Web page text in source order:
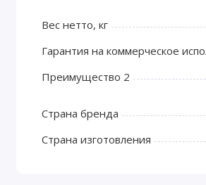
Вес нетто, кг
Гарантия на коммерческое
Преимущество 2
Страна бренда
Страна изготовления